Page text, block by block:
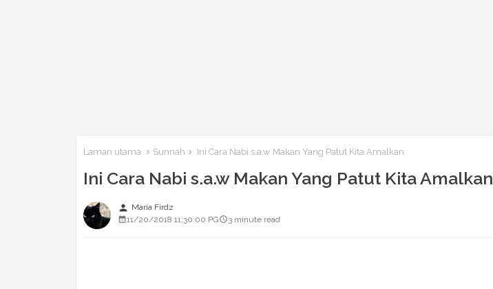
Laman utama Sunnah Ini Cara Nabi s.a.w Makan Yang Patut Kita Amalkan
Ini Cara Nabi s.a.w Makan Yang Patut Kita Amalkan
person Maria Firdz
11/20/2018 11:30:00 PG
3 minute read